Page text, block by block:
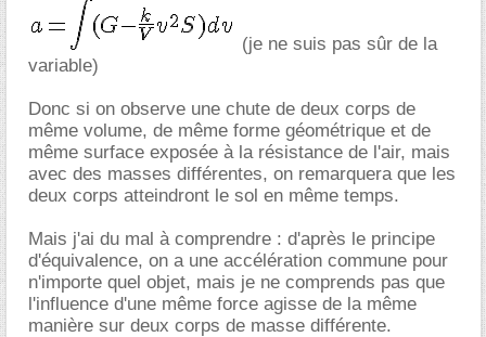
(je ne suis pas sûr de la
variable)
Donc si on observe une chute de deux corps de
même volume, de même forme géométrique et de
même surface exposée à la résistance de l'air, mais
avec des masses différentes, on remarquera que les
deux corps atteindront le sol en même temps.
Mais j'ai du mal à comprendre : d'après le principe
d'équivalence, on a une accélération commune pour
n'importe quel objet, mais je ne comprends pas que
l'influence d'une même force agisse de la même
manière sur deux corps de masse différente.